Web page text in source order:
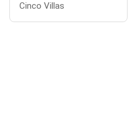
Cinco Villas